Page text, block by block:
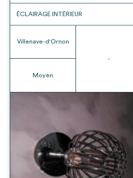
ÉCLAIRAGE INTÉRIEUR
Villenave-d'Ornon
Moyen
-